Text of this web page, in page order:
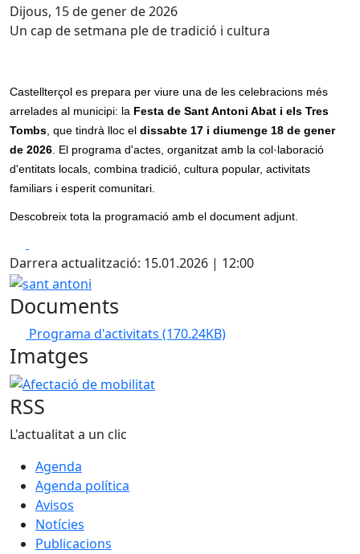
Dijous, 15 de gener de 2026
Un cap de setmana ple de tradició i cultura
Castellterçol es prepara per viure una de les celebracions més
arrelades al municipi: la Festa de Sant Antoni Abat i els Tres
Tombs , que tindrà lloc el dissabte 17 i diumenge 18 de gener
de 2026 . El programa d'actes, organitzat amb la col·laboració
d'entitats locals, combina tradició, cultura popular, activitats
familiars i esperit comunitari.
Descobreix tota la programació amb el document adjunt.
Darrera actualització: 15.01.2026 | 12:00
sant antoni
Documents
Programa d'activitats (170.24KB)
Imatges
Afectació de mobilitat
RSS
L'actualitat a un clic
Agenda
Agenda política
Avisos
Notícies
Publicacions